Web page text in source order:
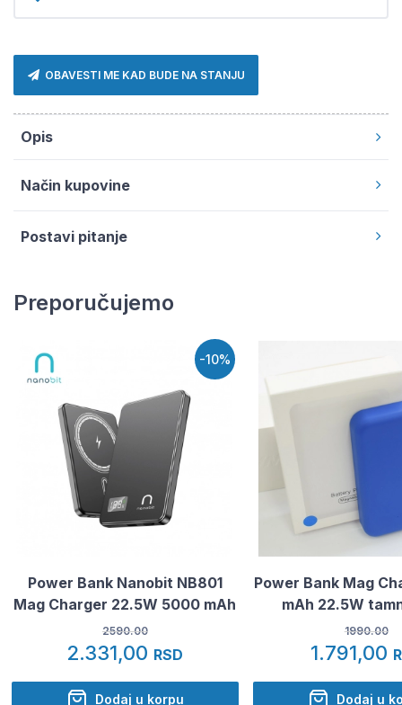
OBAVESTI ME KAD BUDE NA STANJU
Opis
Način kupovine
Postavi pitanje
Preporučujemo
-10%
Power Bank Nanobit NB801
Mag Charger 22.5W 5000 mAh
2590.00
2.331,00 RSD
Dodaj u korpu
Power Bank Mag
mAh 22.5W
1990.00
1.791,00
Dodaj u